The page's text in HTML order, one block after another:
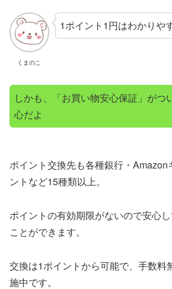
くまのこ
1ポイント1円はわかりや
しかも、「お買い物安心保証」がつ
心だよ
ポイント交換先も各種銀行・Amazon
ントなど15種類以上。
ポイントの有効期限がないので安心
ことができます。
交換は1ポイントから可能で、手数料
施中です。